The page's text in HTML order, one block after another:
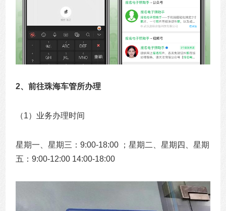
2、前往珠海车管所办理
（1）业务办理时间
星期一、星期三：9:00-18:00 ；星期二、星期四、星期
五：9:00-12:00 14:00-18:00